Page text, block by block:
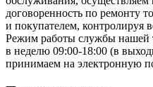
договоренность по ремонту
и покупателем, контролируя
Режим работы службы нашей
в неделю 09:00-18:00 (в
принимаем на электронную